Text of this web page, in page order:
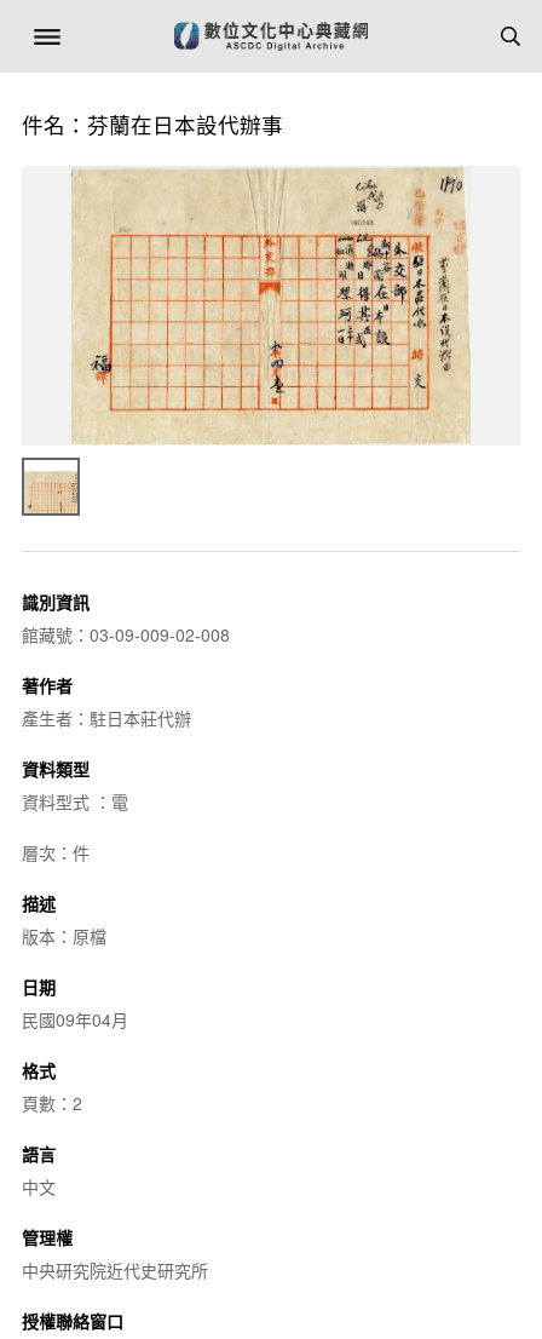
件名：芬蘭在日本設代辦事
識別資訊
館藏號：03-09-009-02-008
著作者
產生者：駐日本莊代辦
資料類型
資料型式 ：電
層次：件
描述
版本：原檔
日期
民國09年04月
格式
頁數：2
語言
中文
管理權
中央研究院近代史研究所
授權聯絡窗口